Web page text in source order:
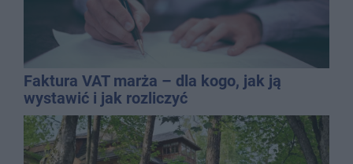
Faktura VAT marża – dla kogo, jak ją
wystawić i jak rozliczyć